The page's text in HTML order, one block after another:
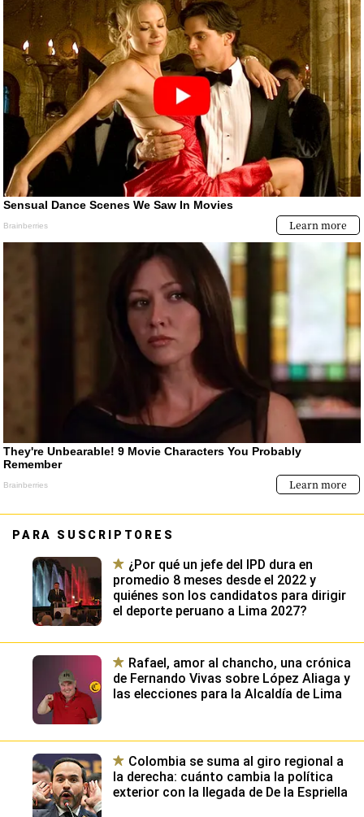
PARA SUSCRIPTORES
¿Por qué un jefe del IPD dura en
promedio 8 meses desde el 2022 y
quiénes son los candidatos para dirigir
el deporte peruano a Lima 2027?
Rafael, amor al chancho, una crónica
de Fernando Vivas sobre López Aliaga y
las elecciones para la Alcaldía de Lima
Colombia se suma al giro regional a
la derecha: cuánto cambia la política
exterior con la llegada de De la Espriella